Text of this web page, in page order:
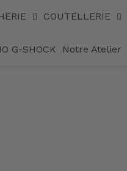
COUTELLERIE
G-SHOCK Notre Atelier